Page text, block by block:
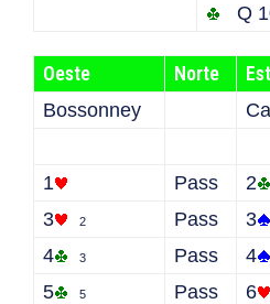
Q
Oeste Norte
Bossonney
1
Pass 2
3
2 Pass 3
4
3 Pass 4
5
5 Pass 6